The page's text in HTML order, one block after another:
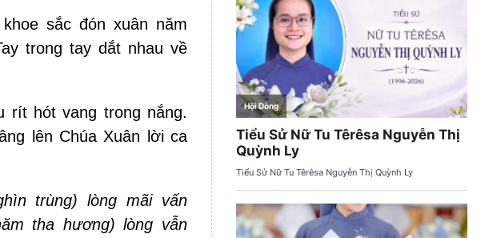
sắc đón xuân năm
trong tay dắt nhau về
rít hót vang trong nắng.
lên Chúa Xuân lời ca
trùng) lòng mãi vấn
tha hương) lòng vẫn